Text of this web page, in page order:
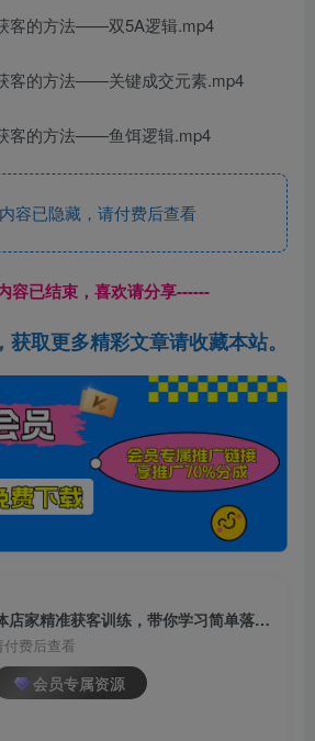
客的方法——双5A逻辑.mp4
客的方法——关键成交元素.mp4
客的方法——鱼饵逻辑.mp4
容已隐藏，请付费后查看
容已结束，喜欢请分享------
取更多精彩文章请收藏本站。
（7186期）2023实体店家精准获客训练，带你学习简单落地的获客秘籍（27节课）
费后查看
会员专属资源